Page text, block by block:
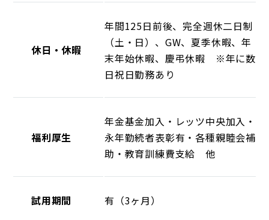
休日・休暇
年間125日前後、完全週休二日制
（土・日）、GW、夏季休暇、年
末年始休暇、慶弔休暇　※年に数
日祝日勤務あり
福利厚生
年金基金加入・レッツ中央加入・
永年勤続者表彰有・各種親睦会補
助・教育訓練費支給　他
試用期間 有（3ヶ月）